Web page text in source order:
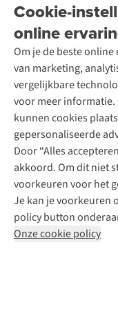
Cookie-
online
Om je de beste
van marketing,
vergelijkbare
voor meer informatie.
kunnen cookies
gepersonaliseerde
Door “Alles
akkoord. Om dit niet
voorkeuren voor het
Je kan je voorkeuren
policy button
Onze cookie policy
Garantie
Contact
Over A.S.Adventure
Ski-onderhoud
Wasservice
Schoenonderhoud
Schoenherstelling
Kledingherstelling
Retouches
Voor bedrijven
A.S.Magazine
Podcast
Explore Academy
Explore Camp
Gear Check
Inspiratie & advies
Meld je aan voor de
Disclaimer